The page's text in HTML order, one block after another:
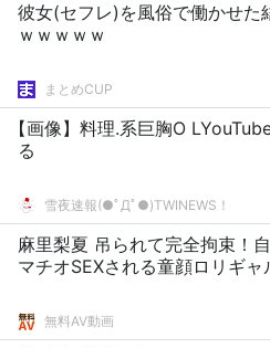
彼女(セフレ)を風俗で働かせた
ｗｗｗｗｗ
まとめCUP
【画像】料理.系巨胸O
る
雪夜速報(●ﾟДﾟ●)TWINEWS！
麻里梨夏 吊られて完全拘束！
マチオSEXされる童顔ロリギャ
無料AV動画